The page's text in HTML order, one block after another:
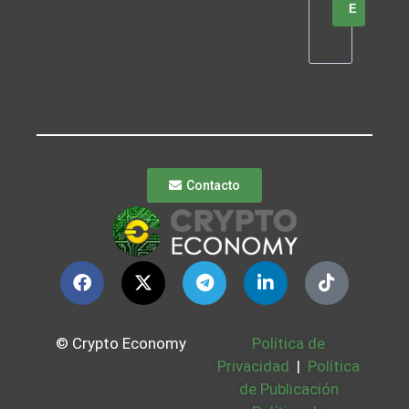
E
Contacto
© Crypto Economy
Política de
Privacidad | Política
de Publicación